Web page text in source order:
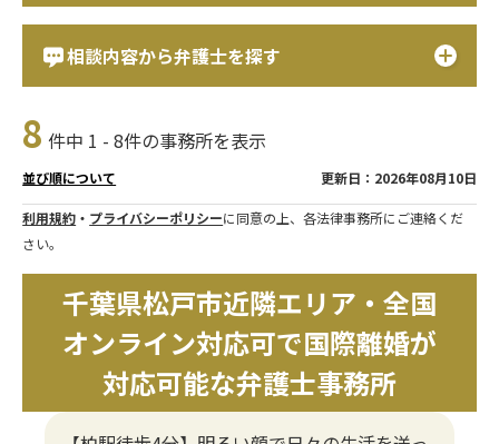
相談内容から弁護士を探す
8 件中 1 - 8件の事務所を表示
並び順について 更新日：2026年08月10日
利用規約 ・ プライバシーポリシーに同意の上、各法律事務所にご連絡くだ
さい。
千葉県松戸市近隣エリア・全国
オンライン対応可で国際離婚が
対応可能な弁護士事務所